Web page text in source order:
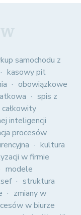
samochodu z
kasowy pit
obowiązkowe
spis z
inteligencji
procesów
kultura
w firmie
modele
struktura
zmiany w
w biurze